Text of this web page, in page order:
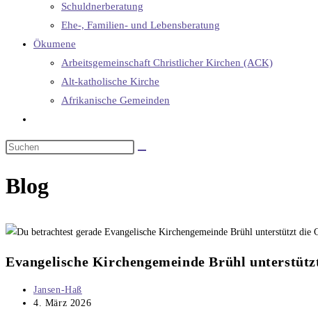
Schuldnerberatung
Ehe-, Familien- und Lebensberatung
Ökumene
Arbeitsgemeinschaft Christlicher Kirchen (ACK)
Alt-katholische Kirche
Afrikanische Gemeinden
Blog
Evangelische Kirchengemeinde Brühl
Jansen-Haß
4. März 2026